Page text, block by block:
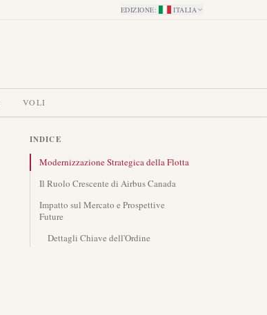
EDIZIONE: ITALIA
VOLI
INDICE
Modernizzazione Strategica della Flotta
Il Ruolo Crescente di Airbus Canada
Impatto sul Mercato e Prospettive
Future
Dettagli Chiave dell'Ordine